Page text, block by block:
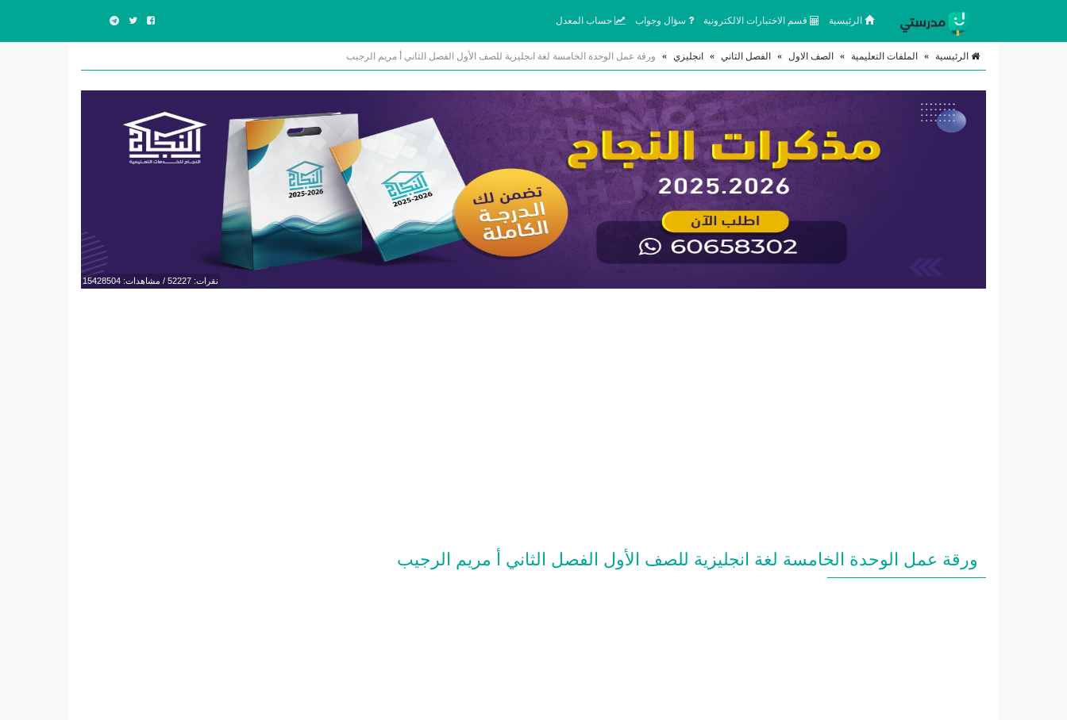
الرئيسية قسم الاختبارات الالكترونية سؤال وجواب حساب المعدل
الرئيسية » الملفات التعليمية » الصف الاول » الفصل الثاني » انجليزي » ورقة عمل الوحدة الخامسة لغة انجليزية للصف الأول الفصل الثاني أ مريم الرجيب
نقرات: 52227 / مشاهدات: 15428504
ورقة عمل الوحدة الخامسة لغة انجليزية للصف الأول الفصل الثاني أ مريم الرجيب